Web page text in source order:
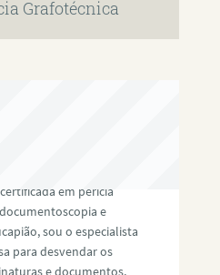
Grafotécnica
em perícia
e
sou o especialista
para desvendar os
e documentos,